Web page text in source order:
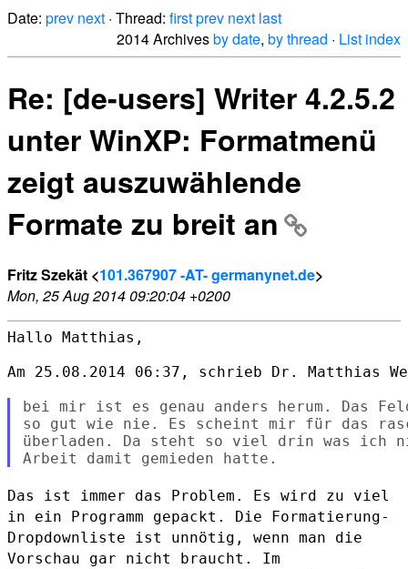
Date: prev next · Thread: firstprev next last
2014 Archivesby date, by thread · List index
Re: [de-users] Writer 4.2.5.2
unter WinXP: Formatmenü
zeigt auszuwählende
Formate zu breit an
Fritz Szekät <101.367907 -AT- germanynet.de>
Mon, 25 Aug 2014 09:20:04 +0200
Hallo Matthias,
Am 25.08.2014 06:37, schrieb Dr. Matthias
bei mir ist es genau anders herum. Das
so gut wie nie. Es scheint mir für das
überladen. Da steht so viel drin was ich
Das ist immer das Problem. Es wird zu viel
in ein Programm gepackt. Die Formatierung-
Dropdownliste ist unnötig, wenn man die
Vorschau gar nicht braucht. Im